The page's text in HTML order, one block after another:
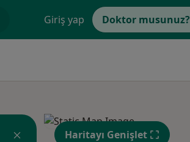
Giriş yap Doktor musunuz?
Haritayı Genişlet